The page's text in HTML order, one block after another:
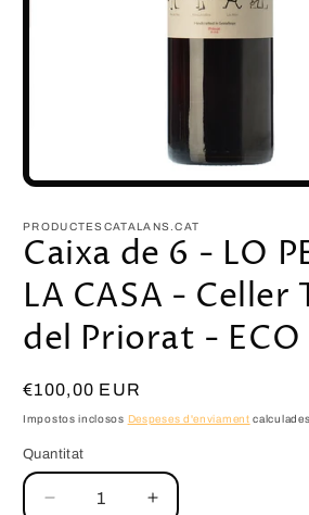
PRODUCTESCATALANS.CAT
Caixa de 6 - LO
LA CASA - Celler
del Priorat -
€100,00 EUR
Impostos inclosos Despeses d'enviament
Quantitat
Reduir Augmentar